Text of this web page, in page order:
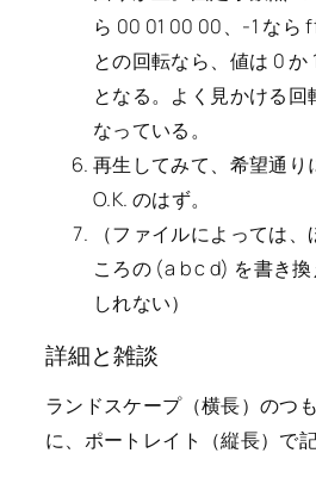
ら 00 01 00 00、-1 な
との回転なら、値は 0 か
となる。よく見かける
なっている。
再生してみて、希望通り
O.K. のはず。
（ファイルによっては、
ころの (a b c d) を書き
しれない）
詳細と雑談
ランドスケープ（横長）のつ
に、ポートレイト（縦長）で